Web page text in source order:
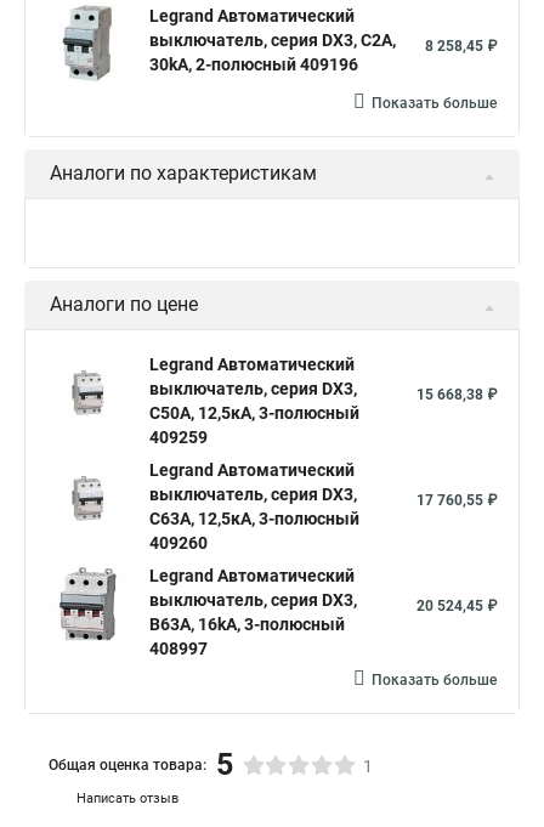
Legrand Автоматический
выключатель, серия DX3, С2A,
30kA, 2-полюсный 409196
8 258,45 ₽
Показать больше
Аналоги по характеристикам
Аналоги по цене
Legrand Автоматический
выключатель, серия DX3,
С50A, 12,5кА, 3-полюсный
409259
15 668,38 ₽
Legrand Автоматический
выключатель, серия DX3,
С63A, 12,5кА, 3-полюсный
409260
17 760,55 ₽
Legrand Автоматический
выключатель, серия DX3,
B63A, 16kA, 3-полюсный
408997
20 524,45 ₽
Показать больше
Написать отзыв
Общая оценка товара: 5 1